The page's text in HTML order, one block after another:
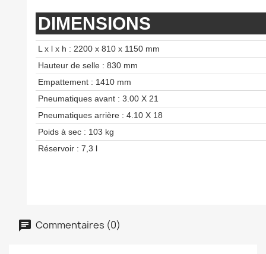
DIMENSIONS
L x l x h : 2200 x 810 x 1150 mm
Hauteur de selle : 830 mm
Empattement : 1410 mm
Pneumatiques avant : 3.00 X 21
Pneumatiques arrière : 4.10 X 18
Poids à sec : 103 kg
Réservoir : 7,3 l
Commentaires (0)